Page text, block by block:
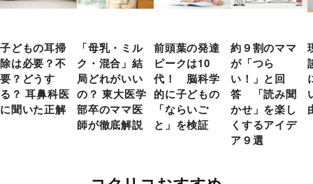
子どもの耳掃
除は必要？不
要？どうす
る？ 耳鼻科医
に聞いた正解
「母乳・ミル
ク・混合」結
局どれがいい
の？ 東大医学
部卒のママ医
師が徹底解説
前頭葉の発達
ピークは10
代！ 脳科学
的に子どもの
「ならいご
と」を検証
約９割のママ
が「つら
い！」と回
答 「読み聞
かせ」を楽し
くするアイデ
ア９選